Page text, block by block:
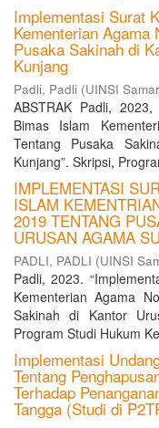
Implementasi Surat
Kementerian Agama
Pusaka Sakinah di
Kunjang
Padli, Padli (UINSI
ABSTRAK Padli,
Bimas Islam
Tentang Pusaka
Kunjang”. Skripsi,
IMPLEMENTASI
ISLAM
2019 TENTANG
URUSAN AGAMA
PADLI, PADLI (UINSI
Padli, 2023.
Kementerian Agama
Sakinah di Kantor
Program Studi Hukum
Implementasi
Tentang
Terhadap
Tangga (Studi di